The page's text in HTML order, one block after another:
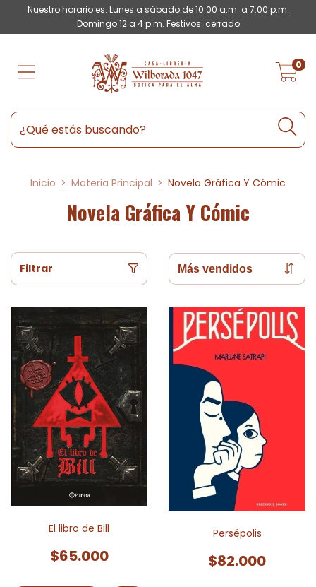
Nuestro horario es: Lunes a sábado de 10:00 a.m. a 7:00 p.m.
Domingo 12 a 4 p.m. Festivos: cerrado
0
Inicio > Materia Principal > Novela Gráfica Y Cómic
Novela Gráfica Y Cómic
Filtrar
El libro de Bill
$65.000
Persépolis
$82.000